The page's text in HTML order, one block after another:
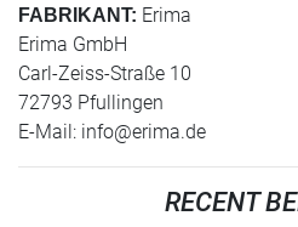
FABRIKANT: Erima
Erima GmbH
Carl-Zeiss-Straße 10
72793 Pfullingen
E-Mail: info@erima.de
RECENT